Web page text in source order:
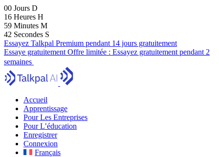
00 Jours D
16 Heures H
59 Minutes M
41 Secondes S
Essayez Talkpal Premium pendant 14 jours gratuitement
Essaye gratuitement Offre limitée : Essayez gratuitement pendant 2
semaines
Accueil
Apprentissage
Pour Les Entreprises
Pour L’éducation
Enregistrer
Connexion
Français